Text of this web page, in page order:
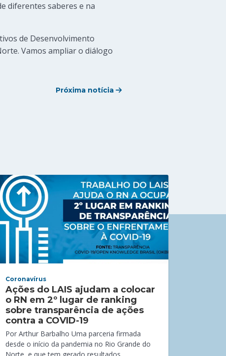
diferentes saberes e na
de Desenvolvimento
Vamos ampliar o diálogo
Próxima notícia
Coronavírus
Ações do LAIS ajudam a colocar
o RN em 2º lugar de ranking
sobre transparência de ações
contra a COVID-19
Por Arthur Barbalho Uma parceria firmada
desde o início da pandemia no Rio Grande do